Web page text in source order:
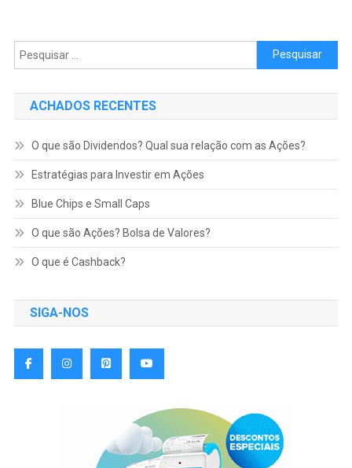
Pesquisar por:
ACHADOS RECENTES
O que são Dividendos? Qual sua relação com as Ações?
Estratégias para Investir em Ações
Blue Chips e Small Caps
O que são Ações? Bolsa de Valores?
O que é Cashback?
SIGA-NOS